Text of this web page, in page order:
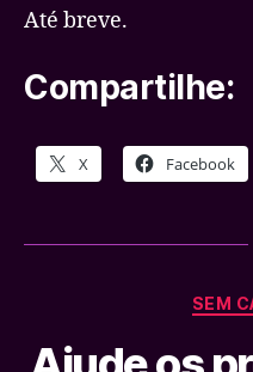
Até breve.
Compartilhe:
X Facebook
SEM